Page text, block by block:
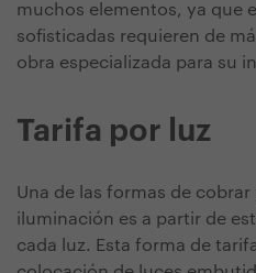
muchos elementos, ya que
sofisticadas requieren de
obra especializada para su
Tarifa por luz
Una de las formas de
iluminación es a partir de
cada luz. Esta forma de